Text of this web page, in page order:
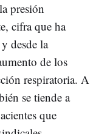
presión
cifra que ha
desde la
de los
respiratoria. A
se tiende a
que